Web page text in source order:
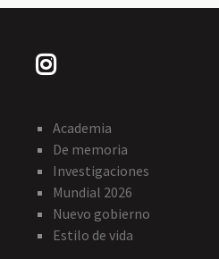
Academia
De memoria
Investigaciones
Mundial 2026
Nuevo gobierno
Estilo de vida